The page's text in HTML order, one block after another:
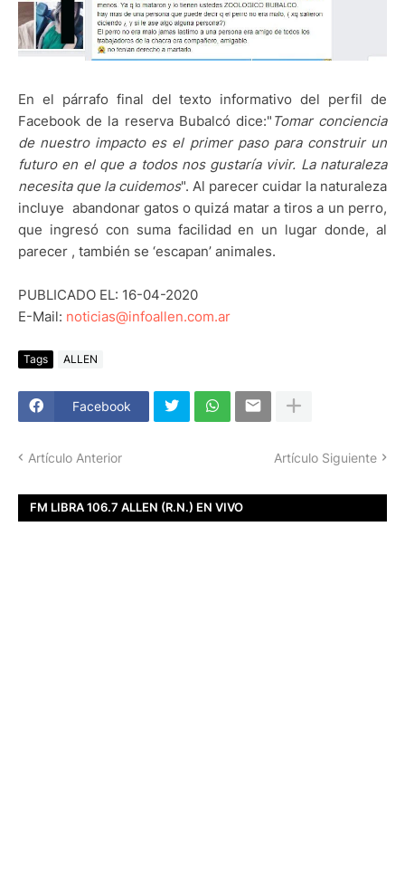
En el párrafo final del texto informativo del perfil de
Facebook de la reserva Bubalcó dice:" Tomar conciencia
de nuestro impacto es el primer paso para construir un
futuro en el que a todos nos gustaría vivir. La naturaleza
necesita que la cuidemos". Al parecer cuidar la naturaleza
incluye abandonar gatos o quizá matar a tiros a un perro,
que ingresó con suma facilidad en un lugar donde, al
parecer , también se ‘escapan’ animales.
PUBLICADO EL: 16-04-2020
E-Mail: noticias@infoallen.com.ar
Tags ALLEN
Facebook
Artículo Anterior Artículo Siguiente
FM LIBRA 106.7 ALLEN (R.N.) EN VIVO